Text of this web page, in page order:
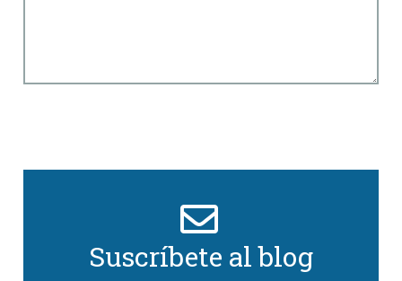
Suscríbete al blog